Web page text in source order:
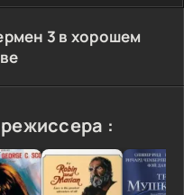
3 в хорошем
: